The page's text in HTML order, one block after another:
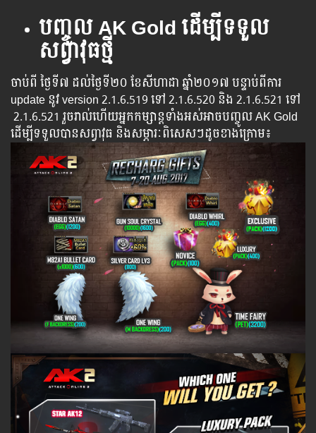
បញ្ចូល AK Gold ដើម្បីទទួល
សព្វាវុធថ្មី
ចាប់ពី ​​ថ្ងៃ​ទី៧​ ​​ដល់​ថ្ងៃ​ទី២០ ខែ​សីហាដា ​​ឆ្នាំ២០១៧ បន្ទាប់​​ពី​​ការ ​
update ​នូវ ​version 2.1.6.519 ទៅ​ 2.1.6.520 ​និង 2.1.6.521 ទៅ​
2.1.6.521 រួច​​រាល់​​ហើយ​​អ្នក​​កម្សាន្ដ​​ទាំង​​អស់​​អាច​​បញ្ចូល​ AK Gold ​​ ​
ដើម្បី​​ទទួល​​បាន​សព្វាវុធ​ និង​​សម្ភារៈ​ពិសេស​ៗ​ដូច​ខាង​ក្រោម៖​